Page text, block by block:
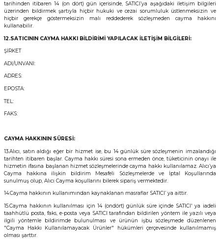
tarihinden itibaren 14 (on dört) gün içerisinde, SATICI’ya aşağıdaki iletişim bilgileri
üzerinden bildirmek şartıyla hiçbir hukuki ve cezai sorumluluk üstlenmeksizin ve
hiçbir gerekçe göstermeksizin malı reddederek sözleşmeden cayma hakkını
kullanabilir.
12.SATICININ CAYMA HAKKI BİLDİRİMİ YAPILACAK İLETİŞİM BİLGİLERİ:
ŞİRKET
ADI/UNVANI:
ADRES:
EPOSTA:
TEL:
FAKS:
CAYMA HAKKININ SÜRESİ:
13.Alıcı, satın aldığı eğer bir hizmet ise, bu 14 günlük süre sözleşmenin imzalandığı
tarihten itibaren başlar. Cayma hakkı süresi sona ermeden önce, tüketicinin onayı ile
hizmetin ifasına başlanan hizmet sözleşmelerinde cayma hakkı kullanılamaz. Alıcı’ya
Cayma hakkına ilişkin bildirim Mesafeli Sözleşmelerde ve İptal Koşullarında
sunulmuş olup, Alıcı Cayma koşullarını bilerek sipariş vermektedir.
14.Cayma hakkının kullanımından kaynaklanan masraflar SATICI’ ya aittir.
15.Cayma hakkının kullanılması için 14 (ondört) günlük süre içinde SATICI' ya iadeli
taahhütlü posta, faks, e-posta veya SATICI tarafından bildirilen yöntem ile yazılı veya
ilgili yöntemle bildirimde bulunulması ve ürünün işbu sözleşmede düzenlenen
"Cayma Hakkı Kullanılamayacak Ürünler" hükümleri çerçevesinde kullanılmamış
olması şarttır.